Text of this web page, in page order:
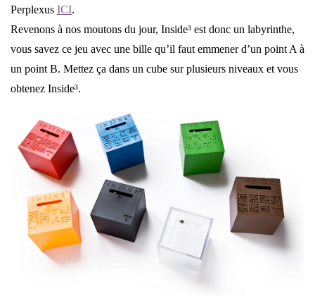
Perplexus ICI.
Revenons à nos moutons du jour, Inside³ est donc un labyrinthe,
vous savez ce jeu avec une bille qu’il faut emmener d’un point A à
un point B. Mettez ça dans un cube sur plusieurs niveaux et vous
obtenez Inside³.